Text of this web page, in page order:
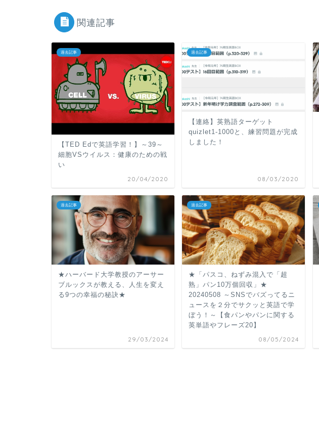
関連記事
過去記事
【TED Edで英語学習！】～39～
細胞VSウイルス：健康のための戦
い
20/04/2020
過去記事
【連絡】英熟語ターゲット
quizlet1-1000と、練習問題が完成
しました！
08/03/2020
過去記事
★ハーバード大学教授のアーサー
ブルックスが教える、人生を変え
る9つの幸福の秘訣★
29/03/2024
過去記事
★「パスコ、ねずみ混入で「超
熟」パン10万個回収」★
20240508 ～SNSでバズってるニ
ュースを２分でサクッと英語で学
ぼう！～【食パンやパンに関する
英単語やフレーズ20】
08/05/2024